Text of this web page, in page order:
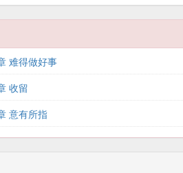
难得做好事
收留
意有所指